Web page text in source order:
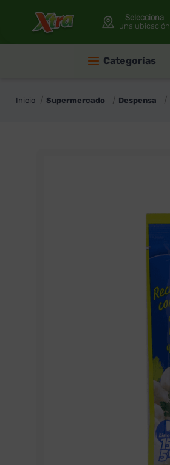
Selecciona
una ubicación
Categorías
Supermercado Despensa